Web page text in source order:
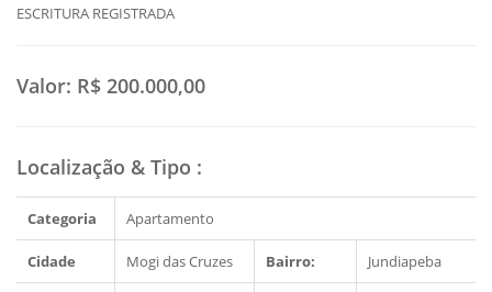
ESCRITURA REGISTRADA
Valor: R$ 200.000,00
Localização & Tipo :
Categoria Apartamento
Cidade Mogi das Cruzes Bairro: Jundiapeba